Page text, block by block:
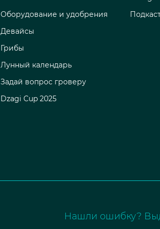
Оборудование и удобрения
Девайсы
Грибы
Лунный календарь
Задай вопрос гроверу
Dzagi Cup 2025
Нашли ошибку?